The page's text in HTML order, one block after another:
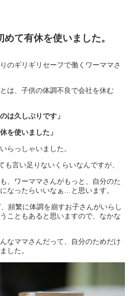
て有休を使いました。
のギリギリセーフで働くワーママさ
は、子供の体調不良で会社を休む
は久しぶりです」
を使いました」
らっしゃいました。
も言い足りないくらいなんですが、
、ワーママさんがもっと、自分のた
なったらいいなぁ…と思います。
頻繁に体調を崩すお子さんがいらし
こともあると思いますので、なかな
なママさんだって、自分のためだけ
した。